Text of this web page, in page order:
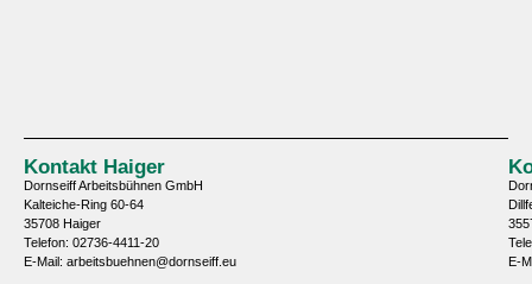
Kontakt Haiger
Dornseiff Arbeitsbühnen GmbH
Kalteiche-Ring 60-64
35708 Haiger
Telefon: 02736-4411-20
E-Mail: arbeitsbuehnen@dornseiff.eu
E-